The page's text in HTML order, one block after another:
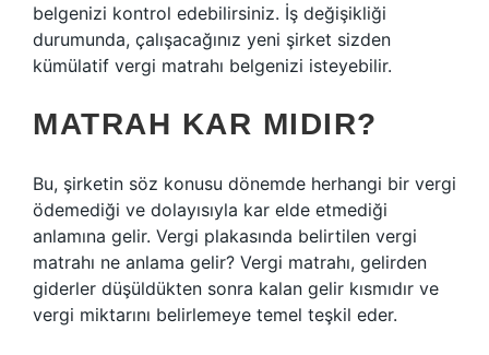
belgenizi kontrol edebilirsiniz. İş değişikliği
durumunda, çalışacağınız yeni şirket sizden
kümülatif vergi matrahı belgenizi isteyebilir.
MATRAH KAR MIDIR?
Bu, şirketin söz konusu dönemde herhangi bir vergi
ödemediği ve dolayısıyla kar elde etmediği
anlamına gelir. Vergi plakasında belirtilen vergi
matrahı ne anlama gelir? Vergi matrahı, gelirden
giderler düşüldükten sonra kalan gelir kısmıdır ve
vergi miktarını belirlemeye temel teşkil eder.